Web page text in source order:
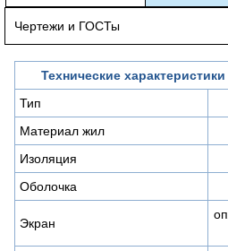
Чертежи и ГОСТы
Технические
Тип
Материал жил
Изоляция
Оболочка
Экран